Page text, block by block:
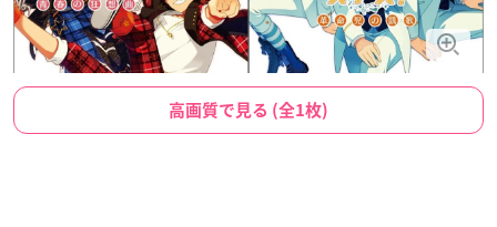
高画質で見る (全1枚)